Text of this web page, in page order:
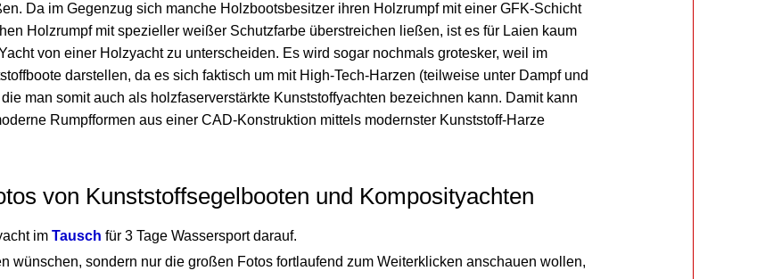
Da im Gegenzug sich manche Holzbootsbesitzer ihren Holzrumpf mit einer GFK-Schicht
Holzrumpf mit spezieller weißer Schutzfarbe überstreichen ließen, ist es für Laien kaum
von einer Holzyacht zu unterscheiden. Es wird sogar nochmals grotesker, weil im
darstellen, da es sich faktisch um mit High-Tech-Harzen (teilweise unter Dampf und
man somit auch als holzfaserverstärkte Kunststoffyachten bezeichnen kann. Damit kann
Rumpfformen aus einer CAD-Konstruktion mittels modernster Kunststoff-Harze
von Kunststoffsegelbooten und Komposityachten
im Tausch für 3 Tage Wassersport darauf.
wünschen, sondern nur die großen Fotos fortlaufend zum Weiterklicken anschauen wollen,